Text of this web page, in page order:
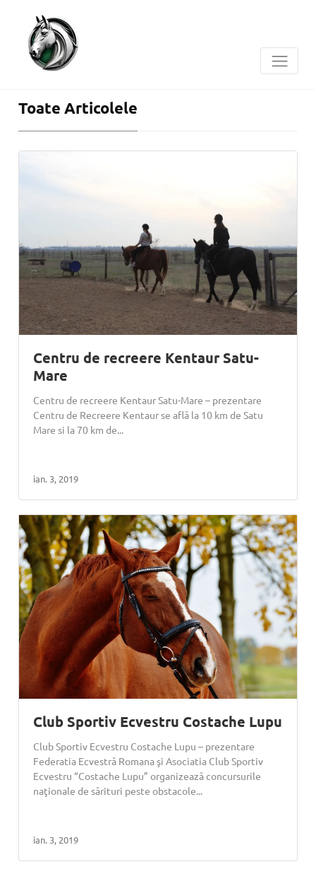
Toate Articolele
Centru de recreere Kentaur Satu-
Mare
Centru de recreere Kentaur Satu-Mare – prezentare
Centru de Recreere Kentaur se află la 10 km de Satu
Mare si la 70 km de...
ian. 3, 2019
Club Sportiv Ecvestru Costache Lupu
Club Sportiv Ecvestru Costache Lupu – prezentare
Federatia Ecvestră Romana şi Asociatia Club Sportiv
Ecvestru “Costache Lupu” organizează concursurile
naţionale de sărituri peste obstacole...
ian. 3, 2019